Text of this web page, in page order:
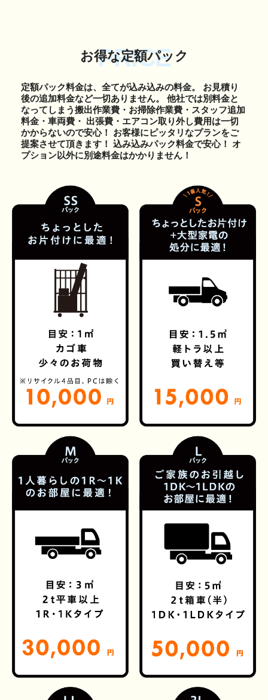
PRICE
お得な定額パック
定額パック料金は、全てが込み込みの料金。 お見積り
後の追加料金など一切ありません。 他社では別料金と
なってしまう搬出作業費・お掃除作業費・スタッフ追加
料金・車両費・ 出張費・エアコン取り外し費用は一切
かからないので安心！ お客様にピッタリなプランをご
提案させて頂きます！ 込み込みパック料金で安心！ オ
プション以外に別途料金はかかりません！